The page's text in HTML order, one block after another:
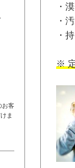
お客
ま
・
・
・
※